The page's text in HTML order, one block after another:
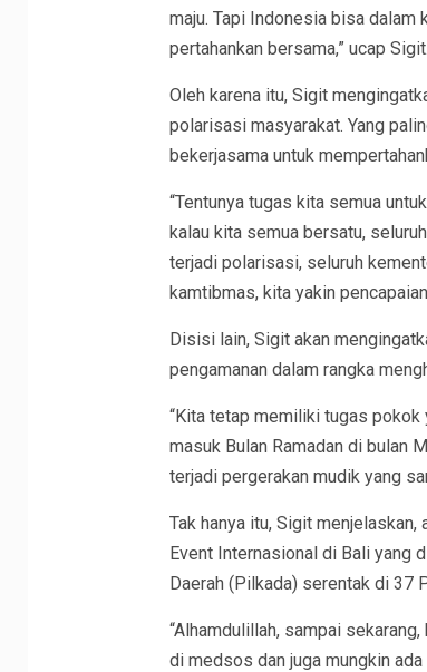
maju. Tapi Indonesia bisa dalam
pertahankan bersama,” ucap Sigit.
Oleh karena itu, Sigit
polarisasi masyarakat. Yang
bekerjasama untuk
“Tentunya tugas kita semua
kalau kita semua bersatu,
terjadi polarisasi, seluruh
kamtibmas, kita yakin
Disisi lain, Sigit akan
pengamanan dalam rangka
“Kita tetap memiliki tugas pokok
masuk Bulan Ramadan di bulan
terjadi pergerakan mudik yang
Tak hanya itu, Sigit
Event Internasional di Bali yang
Daerah (Pilkada) serentak di 37
“Alhamdulillah, sampai
di medsos dan juga mungkin